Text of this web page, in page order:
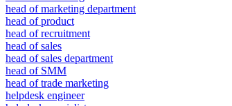
head of marketing department
head of product
head of recruitment
head of sales
head of sales department
head of SMM
head of trade marketing
helpdesk engineer